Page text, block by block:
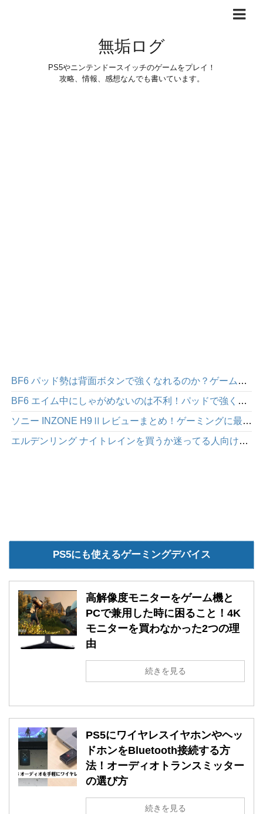
無垢ログ
PS5やニンテンドースイッチのゲームをプレイ！
攻略、情報、感想なんでも書いています。
BF6 パッド勢は背面ボタンで強くなれるのか？ゲームパッド「HEXGAMING PHANTOM」感想レビュー
BF6 エイム中にしゃがめないのは不利！パッドで強くなりたいなら背面ボタンを使った方が絶対にいい
ソニー INZONE H9Ⅱレビューまとめ！ゲーミングに最適な高性能ワイヤレスヘッドホン
エルデンリング ナイトレインを買うか迷ってる人向け｜面白さや注意点を正直にレビュー
PS5にも使えるゲーミングデバイス
高解像度モニターをゲーム機と
PCで兼用した時に困ること！4K
モニターを買わなかった2つの理
由
続きを見る
PS5にワイヤレスイヤホンやヘッ
ドホンをBluetooth接続する方
法！オーディオトランスミッター
の選び方
続きを見る